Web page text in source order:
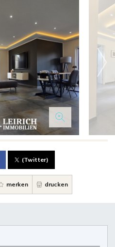
(Twitter)
merken drucken